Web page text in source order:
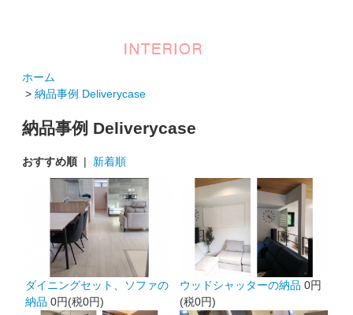
ホーム
>納品事例 Deliverycase
納品事例 Deliverycase
おすすめ順 | 新着順
ダイニングセット、ソファの
納品 0円(税0円)
ウッドシャッターの納品 0円
(税0円)